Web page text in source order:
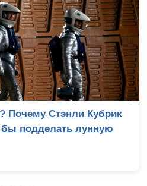
Почему Стэнли Кубрик
бы подделать лунную